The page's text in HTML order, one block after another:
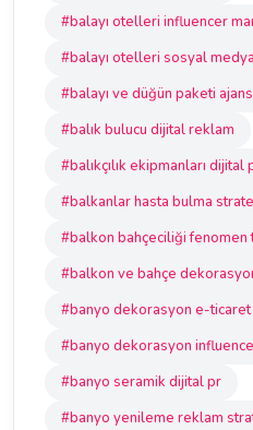
#balayı otelleri influencer
#balayı otelleri sosyal
#balayı ve düğün paketi
#balık bulucu dijital reklam
#balıkçılık ekipmanları dijital
#balkanlar hasta bulma
#balkon bahçeciliği fenomen
#balkon ve bahçe
#banyo dekorasyon e-ticaret
#banyo dekorasyon
#banyo seramik dijital pr
#banyo yenileme reklam